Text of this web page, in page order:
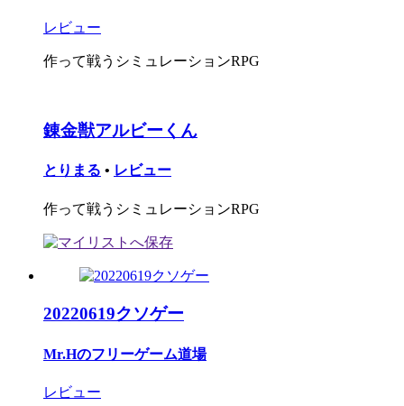
レビュー
作って戦うシミュレーションRPG
錬金獣アルビーくん
とりまる • レビュー
作って戦うシミュレーションRPG
20220619クソゲー
Mr.Hのフリーゲーム道場
レビュー